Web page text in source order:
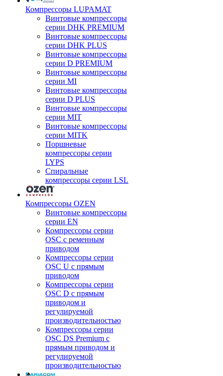
Компрессоры LUPAMAT
Винтовые компрессоры
серии DHK PREMIUM
Винтовые компрессоры
серии DHK PLUS
Винтовые компрессоры
серии D PREMIUM
Винтовые компрессоры
серии MI
Винтовые компрессоры
серии D PLUS
Винтовые компрессоры
серии MIT
Винтовые компрессоры
серии MITK
Поршневые
компрессоры серии
LYPS
Спиральные
компрессоры серии LSL
Компрессоры OZEN
Винтовые компрессоры
серии EN
Компрессоры серии
OSC с ременным
приводом
Компрессоры серии
OSC U с прямым
приводом
Компрессоры серии
OSC D с прямым
приводом и
регулируемой
производительностью
Компрессоры серии
OSC DS Premium с
прямым приводом и
регулируемой
производительностью